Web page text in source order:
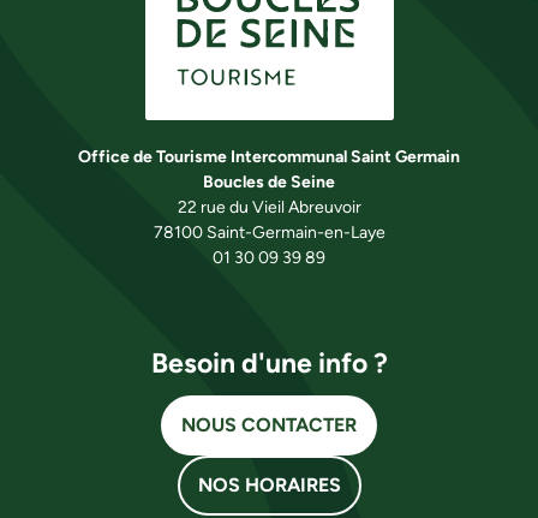
Office de Tourisme Intercommunal Saint Germain
Boucles de Seine
22 rue du Vieil Abreuvoir
78100 Saint-Germain-en-Laye
01 30 09 39 89
Besoin d'une info ?
NOUS CONTACTER
NOS HORAIRES